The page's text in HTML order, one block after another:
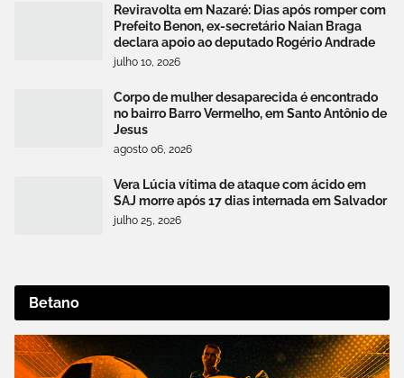
Reviravolta em Nazaré: Dias após romper com
Prefeito Benon, ex-secretário Naian Braga
declara apoio ao deputado Rogério Andrade
julho 10, 2026
Corpo de mulher desaparecida é encontrado
no bairro Barro Vermelho, em Santo Antônio de
Jesus
agosto 06, 2026
Vera Lúcia vítima de ataque com ácido em
SAJ morre após 17 dias internada em Salvador
julho 25, 2026
Betano